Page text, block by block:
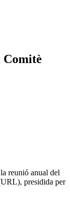
Comitè
reunió anual del
presidida per